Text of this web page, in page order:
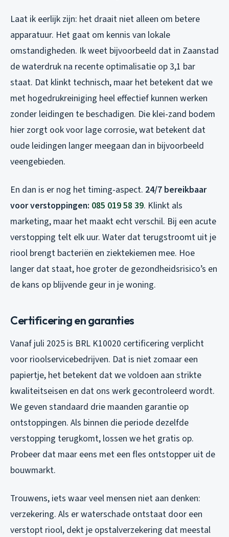
Laat ik eerlijk zijn: het draait niet alleen om betere
apparatuur. Het gaat om kennis van lokale
omstandigheden. Ik weet bijvoorbeeld dat in Zaanstad
de waterdruk na recente optimalisatie op 3,1 bar
staat. Dat klinkt technisch, maar het betekent dat we
met hogedrukreiniging heel effectief kunnen werken
zonder leidingen te beschadigen. Die klei-zand bodem
hier zorgt ook voor lage corrosie, wat betekent dat
oude leidingen langer meegaan dan in bijvoorbeeld
veengebieden.
En dan is er nog het timing-aspect. 24/7 bereikbaar
voor verstoppingen: 085 019 58 39. Klinkt als
marketing, maar het maakt echt verschil. Bij een acute
verstopping telt elk uur. Water dat terugstroomt uit je
riool brengt bacteriën en ziektekiemen mee. Hoe
langer dat staat, hoe groter de gezondheidsrisico’s en
de kans op blijvende geur in je woning.
Certificering en garanties
Vanaf juli 2025 is BRL K10020 certificering verplicht
voor rioolservicebedrijven. Dat is niet zomaar een
papiertje, het betekent dat we voldoen aan strikte
kwaliteitseisen en dat ons werk gecontroleerd wordt.
We geven standaard drie maanden garantie op
ontstoppingen. Als binnen die periode dezelfde
verstopping terugkomt, lossen we het gratis op.
Probeer dat maar eens met een fles ontstopper uit de
bouwmarkt.
Trouwens, iets waar veel mensen niet aan denken:
verzekering. Als er waterschade ontstaat door een
verstopt riool, dekt je opstalverzekering dat meestal